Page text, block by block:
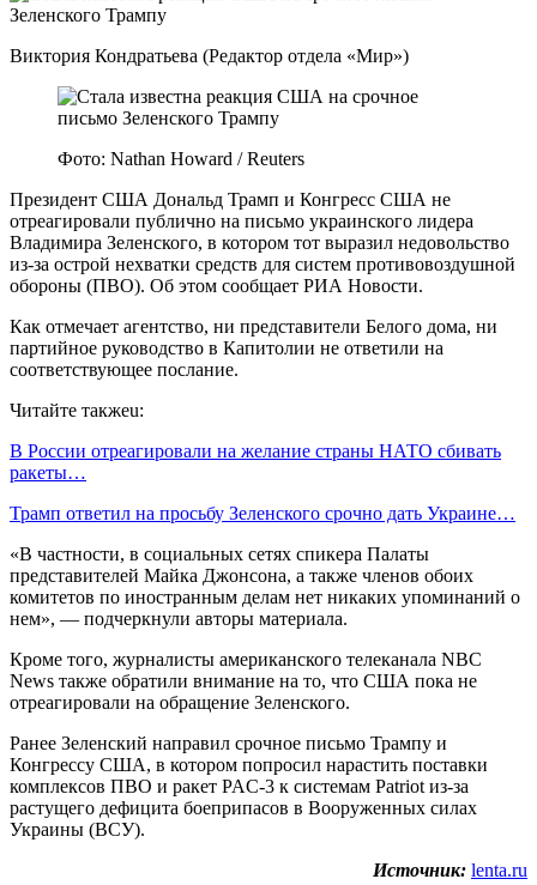
Виктория Кондратьева (Редактор отдела «Мир»)
Фото: Nathan Howard / Reuters
Президент США Дональд Трамп и Конгресс США не
отреагировали публично на письмо украинского лидера
Владимира Зеленского, в котором тот выразил недовольство
из-за острой нехватки средств для систем противовоздушной
обороны (ПВО). Об этом сообщает РИА Новости.
Как отмечает агентство, ни представители Белого дома, ни
партийное руководство в Капитолии не ответили на
соответствующее послание.
Читайте такжеu:
В России отреагировали на желание страны НАТО сбивать
ракеты…
Трамп ответил на просьбу Зеленского срочно дать Украине…
«В частности, в социальных сетях спикера Палаты
представителей Майка Джонсона, а также членов обоих
комитетов по иностранным делам нет никаких упоминаний о
нем», — подчеркнули авторы материала.
Кроме того, журналисты американского телеканала NBC
News также обратили внимание на то, что США пока не
отреагировали на обращение Зеленского.
Ранее Зеленский направил срочное письмо Трампу и
Конгрессу США, в котором попросил нарастить поставки
комплексов ПВО и ракет PAC-3 к системам Patriot из-за
растущего дефицита боеприпасов в Вооруженных силах
Украины (ВСУ).
Источник: lenta.ru